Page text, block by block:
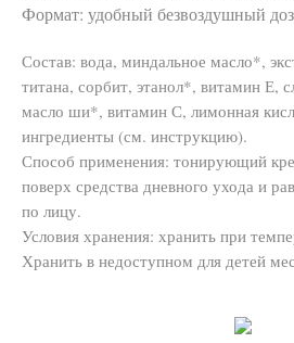
Формат: удобный безвоздушный
Состав: вода, миндальное масло*,
титана, сорбит, этанол*, витамин Е,
масло ши*, витамин С, лимонная
ингредиенты (см. инструкцию).
Способ применения: тонирующий
поверх средства дневного ухода и
по лицу.
Условия хранения: хранить при
Хранить в недоступном для детей